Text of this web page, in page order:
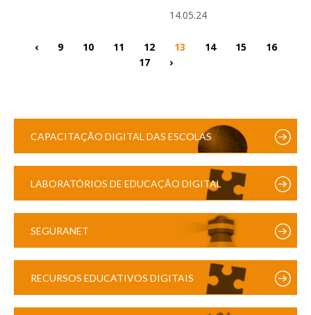
14.05.24
‹ 9 10 11 12 13 14 15
16
17
›
CAPACITAÇÃO DIGITAL DAS ESCOLAS
LABORATÓRIOS DE EDUCAÇÃO DIGITAL
SEGURANET
RECURSOS EDUCATIVOS DIGITAIS